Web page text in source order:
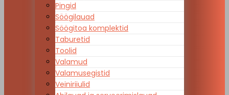
Pingid
Söögilauad
Söögitoa komplektid
Taburetid
Toolid
Valamud
Valamusegistid
Veiniriiulid